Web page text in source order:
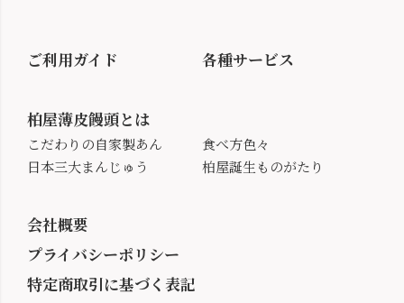
ご利用ガイド 各種サービス
柏屋薄皮饅頭とは
こだわりの自家製あん
日本三大まんじゅう
食べ方色々
柏屋誕生ものがたり
会社概要
プライバシーポリシー
特定商取引に基づく表記